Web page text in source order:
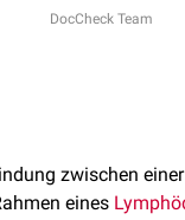
DocCheck Team
zwischen einer
eines